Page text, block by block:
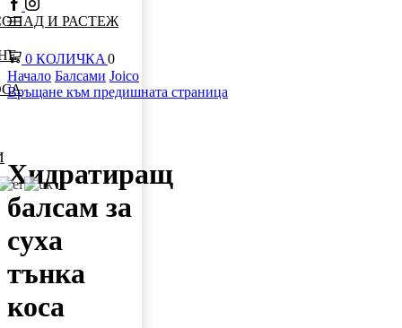
И РАСТЕЖ
0 КОЛИЧКА0
Начало Балсами Joico
Връщане към предишната страница
Хидратиращ
балсам за
суха
тънка
коса